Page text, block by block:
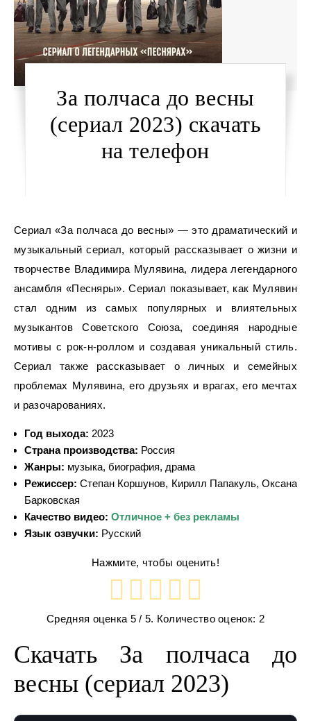
За полчаса до весны
(сериал 2023) скачать
на телефон
Сериал «За полчаса до весны» — это драматический и
музыкальный сериал, который рассказывает о жизни и
творчестве Владимира Мулявина, лидера легендарного
ансамбля «Песняры». Сериал показывает, как Мулявин
стал одним из самых популярных и влиятельных
музыкантов Советского Союза, соединяя народные
мотивы с рок-н-роллом и создавая уникальный стиль.
Сериал также рассказывает о личных и семейных
проблемах Мулявина, его друзьях и врагах, его мечтах
и разочарованиях.
Год выхода: 2023
Страна производства: Россия
Жанры: музыка, биография, драма
Режиссер: Степан Коршунов, Кирилл Папакуль, Оксана
Барковская
Качество видео: Отличное + без рекламы
Язык озвучки: Русский
Нажмите, чтобы оценить!
Средняя оценка 5 / 5. Количество оценок: 2
Скачать За полчаса до
весны (сериал 2023)